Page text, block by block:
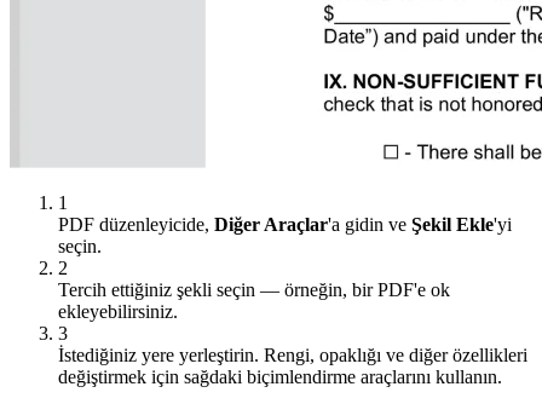
1
PDF düzenleyicide, Diğer Araçlar'a gidin ve Şekil Ekle'yi
seçin.
2
Tercih ettiğiniz şekli seçin — örneğin, bir PDF'e ok
ekleyebilirsiniz.
3
İstediğiniz yere yerleştirin. Rengi, opaklığı ve diğer özellikleri
değiştirmek için sağdaki biçimlendirme araçlarını kullanın.